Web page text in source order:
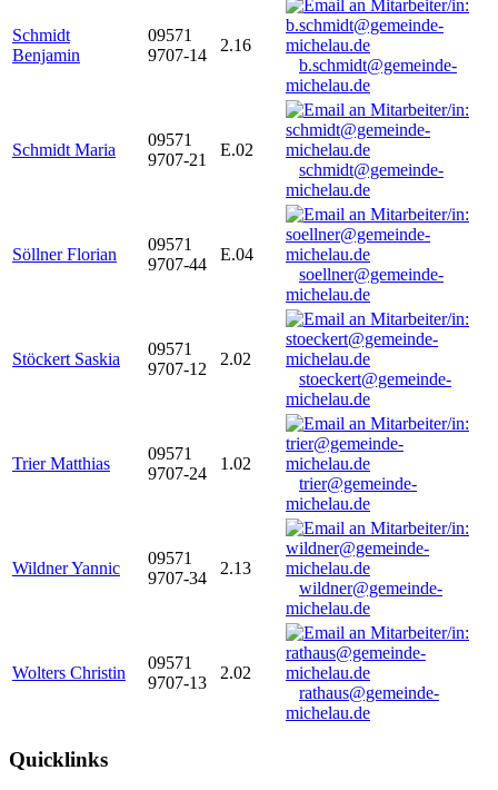
Schmidt
Benjamin
09571
9707-14
2.16
b.schmidt@gemeinde-
michelau.de
Schmidt Maria
09571
9707-21
E.02
schmidt@gemeinde-
michelau.de
Söllner Florian
09571
9707-44
E.04
soellner@gemeinde-
michelau.de
Stöckert Saskia
09571
9707-12
2.02
stoeckert@gemeinde-
michelau.de
Trier Matthias
09571
9707-24
1.02
trier@gemeinde-
michelau.de
Wildner Yannic
09571
9707-34
2.13
wildner@gemeinde-
michelau.de
Wolters Christin
09571
9707-13
2.02
rathaus@gemeinde-
michelau.de
Quicklinks